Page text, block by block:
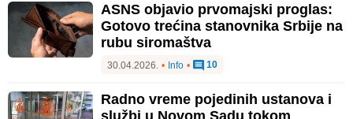
ASNS objavio prvomajski proglas:
Gotovo trećina stanovnika Srbije na
rubu siromaštva
30.04.2026. • Info • 10
Radno vreme pojedinih ustanova i
službi u Novom Sadu tokom